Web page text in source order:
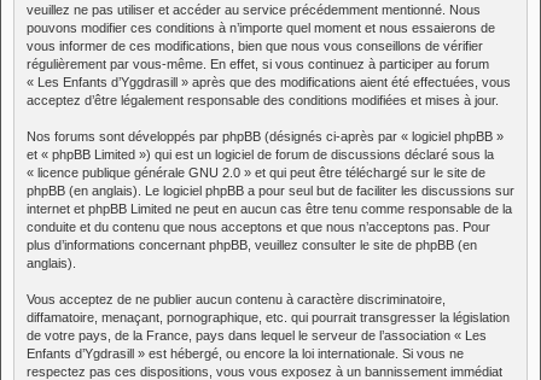
veuillez ne pas utiliser et accéder au service précédemment mentionné. Nous
pouvons modifier ces conditions à n’importe quel moment et nous essaierons de
vous informer de ces modifications, bien que nous vous conseillons de vérifier
régulièrement par vous-même. En effet, si vous continuez à participer au forum
« Les Enfants d’Yggdrasill » après que des modifications aient été effectuées, vous
acceptez d’être légalement responsable des conditions modifiées et mises à jour.
Nos forums sont développés par phpBB (désignés ci-après par « logiciel phpBB »
et « phpBB Limited ») qui est un logiciel de forum de discussions déclaré sous la
« licence publique générale GNU 2.0 » et qui peut être téléchargé sur le site de
phpBB (en anglais). Le logiciel phpBB a pour seul but de faciliter les discussions sur
internet et phpBB Limited ne peut en aucun cas être tenu comme responsable de la
conduite et du contenu que nous acceptons et que nous n’acceptons pas. Pour
plus d’informations concernant phpBB, veuillez consulter le site de phpBB (en
anglais).
Vous acceptez de ne publier aucun contenu à caractère discriminatoire,
diffamatoire, menaçant, pornographique, etc. qui pourrait transgresser la législation
de votre pays, de la France, pays dans lequel le serveur de l’association « Les
Enfants d’Ygdrasill » est hébergé, ou encore la loi internationale. Si vous ne
respectez pas ces dispositions, vous vous exposez à un bannissement immédiat